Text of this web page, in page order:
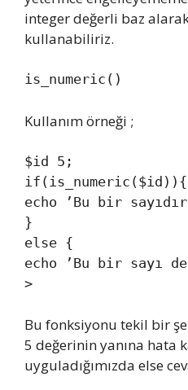
integer değerli baz
kullanabiliriz.
is_numeric()
Kullanım örneği ;
$id 5;
if(is_numeric($id)){
echo ’Bu bir
}
else {
echo ’Bu bir sayı
Bu fonksiyonu tekil bir
5 değerinin yanına hata
uyguladığımızda else